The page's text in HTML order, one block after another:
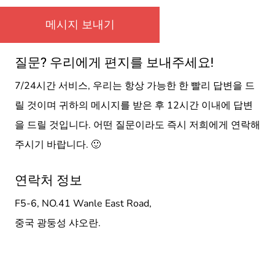
질문? 우리에게 편지를 보내주세요!
7/24시간 서비스, 우리는 항상 가능한 한 빨리 답변을 드
릴 것이며 귀하의 메시지를 받은 후 12시간 이내에 답변
을 드릴 것입니다. 어떤 질문이라도 즉시 저희에게 연락해
주시기 바랍니다. 🙂
연락처 정보
F5-6, NO.41 Wanle East Road,
중국 광둥성 샤오란.